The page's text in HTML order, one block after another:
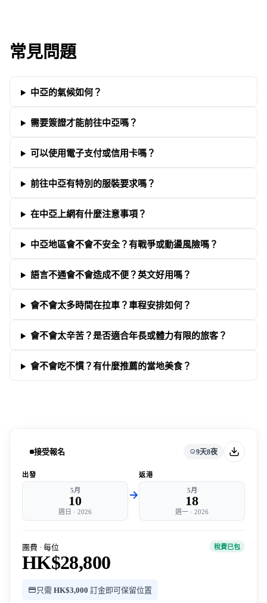
常見問題
中亞的氣候如何？
需要簽證才能前往中亞嗎？
可以使用電子支付或信用卡嗎？
前往中亞有特別的服裝要求嗎？
在中亞上網有什麼注意事項？
中亞地區會不會不安全？有戰爭或動盪風險嗎？
語言不通會不會造成不便？英文好用嗎？
會不會太多時間在拉車？車程安排如何？
會不會太辛苦？是否適合年長或體力有限的旅客？
會不會吃不慣？有什麼推薦的當地美食？
接受報名 9天8夜
出發
5月
10
週日 · 2026
返港
5月
18
週一 · 2026
團費 · 每位 稅費已包
HK$28,800
只需 HK$3,000 訂金即可保留位置